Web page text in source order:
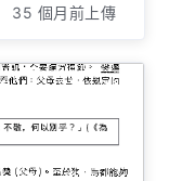
35 個月前上傳